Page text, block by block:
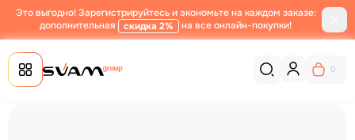
Это выгодно! Зарегистрируйтесь и экономьте на каждом заказе:
дополнительная
скидка 2% на все онлайн-покупки!
0